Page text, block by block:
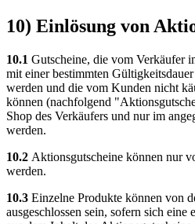
10) Einlösung von
10.1 Gutscheine, die vom Verkäufer
mit einer bestimmten
werden und die vom Kunden nicht
können (nachfolgend
Shop des Verkäufers und nur im
werden.
10.2 Aktionsgutscheine können nur
werden.
10.3 Einzelne Produkte können von
ausgeschlossen sein, sofern sich eine